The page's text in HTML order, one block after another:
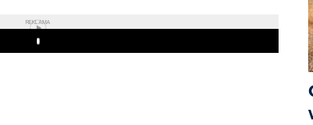
REKLAMA
Play